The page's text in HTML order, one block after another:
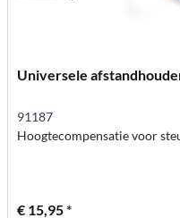
Universele
91187
Hoogtecompensatie voor
€ 15,95 *